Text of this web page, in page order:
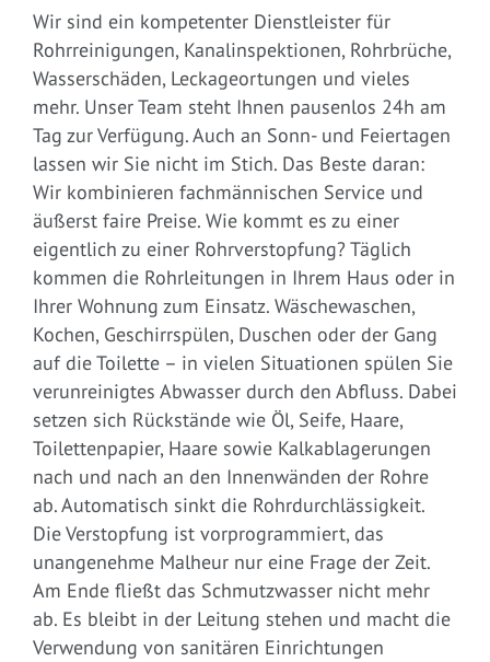
Wir sind ein kompetenter Dienstleister für
Rohrreinigungen, Kanalinspektionen, Rohrbrüche,
Wasserschäden, Leckageortungen und vieles
mehr. Unser Team steht Ihnen pausenlos 24h am
Tag zur Verfügung. Auch an Sonn- und Feiertagen
lassen wir Sie nicht im Stich. Das Beste daran:
Wir kombinieren fachmännischen Service und
äußerst faire Preise. Wie kommt es zu einer
eigentlich zu einer Rohrverstopfung? Täglich
kommen die Rohrleitungen in Ihrem Haus oder in
Ihrer Wohnung zum Einsatz. Wäschewaschen,
Kochen, Geschirrspülen, Duschen oder der Gang
auf die Toilette – in vielen Situationen spülen Sie
verunreinigtes Abwasser durch den Abfluss. Dabei
setzen sich Rückstände wie Öl, Seife, Haare,
Toilettenpapier, Haare sowie Kalkablagerungen
nach und nach an den Innenwänden der Rohre
ab. Automatisch sinkt die Rohrdurchlässigkeit.
Die Verstopfung ist vorprogrammiert, das
unangenehme Malheur nur eine Frage der Zeit.
Am Ende fließt das Schmutzwasser nicht mehr
ab. Es bleibt in der Leitung stehen und macht die
Verwendung von sanitären Einrichtungen